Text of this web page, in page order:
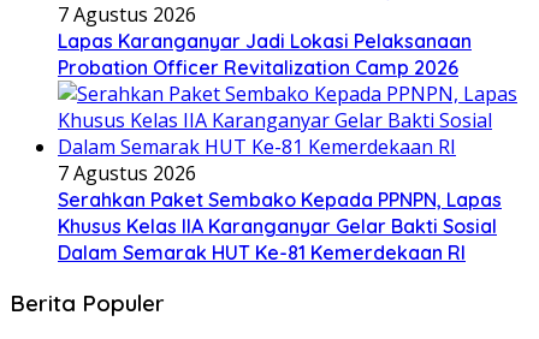
7 Agustus 2026
Lapas Karanganyar Jadi Lokasi Pelaksanaan
Probation Officer Revitalization Camp 2026
7 Agustus 2026
Serahkan Paket Sembako Kepada PPNPN, Lapas
Khusus Kelas IIA Karanganyar Gelar Bakti Sosial
Dalam Semarak HUT Ke-81 Kemerdekaan RI
Berita Populer